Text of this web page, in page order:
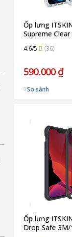
Ốp lưng
Supreme
Pro | White
4.6/5 (36)
590.000 ₫
So sánh
Ốp lưng
Drop Safe